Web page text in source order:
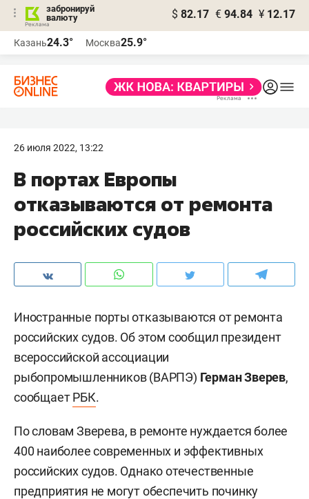
забронируй
валюту
$ 82.17 € 94.84 ¥ 12.17
Казань24.3° Москва25.9°
26 июля 2022, 13:22
В портах Европы
отказываются от ремонта
российских судов
Иностранные порты отказываются от ремонта
российских судов. Об этом сообщил президент
всероссийской ассоциации
рыбопромышленников (ВАРПЭ) Герман Зверев,
сообщаетРБК.
По словам Зверева, в ремонте нуждается более
400 наиболее современных и эффективных
российских судов. Однако отечественные
предприятия не могут обеспечить починку